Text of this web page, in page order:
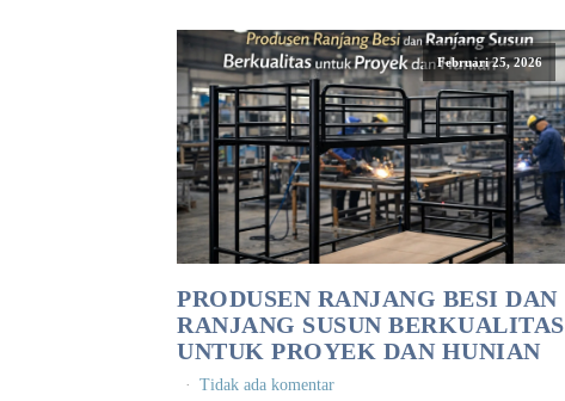
Februari 25, 2026
PRODUSEN RANJANG BESI DAN
RANJANG SUSUN BERKUALITAS
UNTUK PROYEK DAN HUNIAN
Tidak ada komentar